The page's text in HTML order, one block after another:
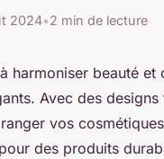
2024•2 min de lecture
harmoniser beauté
Avec des
vos
des produits